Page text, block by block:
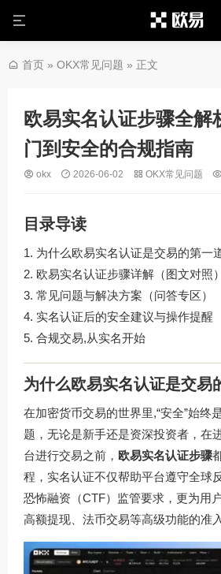
首页 » OKX常见问题 » 正文
欧易实名认证步骤全解
门到安全的合规指南
okx 2026-06-02 OKX常见问题
目录导读
为什么欧易实名认证是交易的第一
欧易实名认证步骤详解（图文对照）
常见问题与解决方案（问答专区）
实名认证后的安全建议与操作提醒
合规交易,从实名开始
为什么欧易实名认证是交易
在加密货币交易的世界里,“安全”始终
题，无论是新手还是资深投资者，在
台进行交易之前， 欧易实名认证步骤
程，实名认证不仅帮助平台遵守全球
恐怖融资（CTF）监管要求，更为用
高额提现、法币交易等高级功能的准